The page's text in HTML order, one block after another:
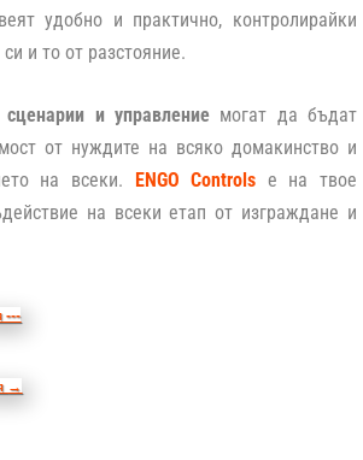
удобно и практично, контролирайки
и то от разстояние.
сценарии и управлениемогат да бъдат
от нуждите на всяко домакинство и
на всеки.
ENGO Controls е на твое
на всеки етап от изграждане и
---
→